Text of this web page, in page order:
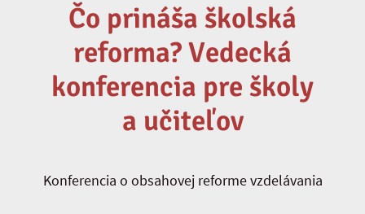
Čo prináša školská
reforma? Vedecká
konferencia pre školy
a učiteľov
Konferencia o obsahovej reforme vzdelávania